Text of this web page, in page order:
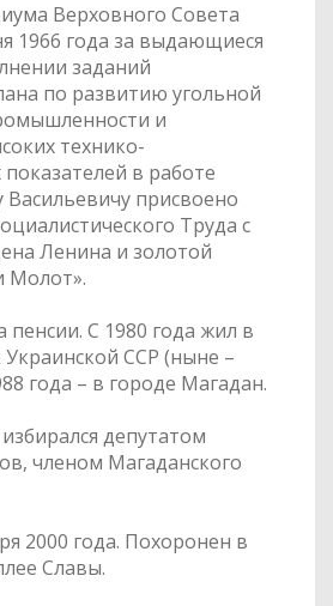
Верховного Совета
1966 года за выдающиеся
заданий
по развитию угольной
и
технико-
в работе
присвоено
Труда с
Ленина и золотой
Молот».
пенсии. С 1980 года жил в
ССР (ныне –
года – в городе Магадан.
депутатом
членом Магаданского
2000 года. Похоронен в
Славы.